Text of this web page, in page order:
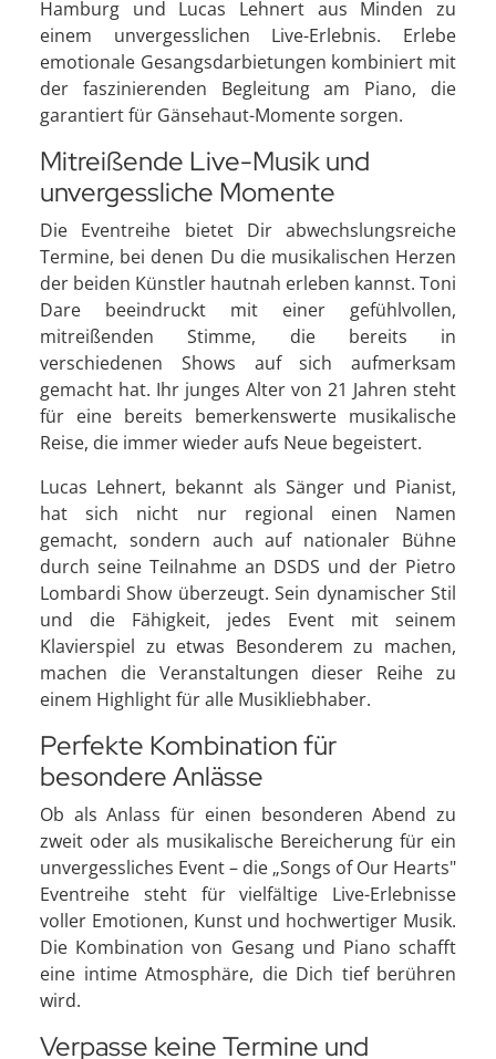
Hamburg und Lucas Lehnert aus Minden zu
einem unvergesslichen Live-Erlebnis. Erlebe
emotionale Gesangsdarbietungen kombiniert mit
der faszinierenden Begleitung am Piano, die
garantiert für Gänsehaut-Momente sorgen.
Mitreißende Live-Musik und
unvergessliche Momente
Die Eventreihe bietet Dir abwechslungsreiche
Termine, bei denen Du die musikalischen Herzen
der beiden Künstler hautnah erleben kannst. Toni
Dare beeindruckt mit einer gefühlvollen,
mitreißenden Stimme, die bereits in
verschiedenen Shows auf sich aufmerksam
gemacht hat. Ihr junges Alter von 21 Jahren steht
für eine bereits bemerkenswerte musikalische
Reise, die immer wieder aufs Neue begeistert.
Lucas Lehnert, bekannt als Sänger und Pianist,
hat sich nicht nur regional einen Namen
gemacht, sondern auch auf nationaler Bühne
durch seine Teilnahme an DSDS und der Pietro
Lombardi Show überzeugt. Sein dynamischer Stil
und die Fähigkeit, jedes Event mit seinem
Klavierspiel zu etwas Besonderem zu machen,
machen die Veranstaltungen dieser Reihe zu
einem Highlight für alle Musikliebhaber.
Perfekte Kombination für
besondere Anlässe
Ob als Anlass für einen besonderen Abend zu
zweit oder als musikalische Bereicherung für ein
unvergessliches Event – die „Songs of Our Hearts"
Eventreihe steht für vielfältige Live-Erlebnisse
voller Emotionen, Kunst und hochwertiger Musik.
Die Kombination von Gesang und Piano schafft
eine intime Atmosphäre, die Dich tief berühren
wird.
Verpasse keine Termine und